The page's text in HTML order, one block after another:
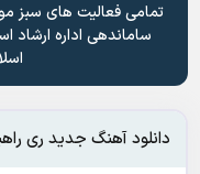
تمامی فعالیت های سبز
ساماندهی اداره ارشاد
دانلود آهنگ جدید ری